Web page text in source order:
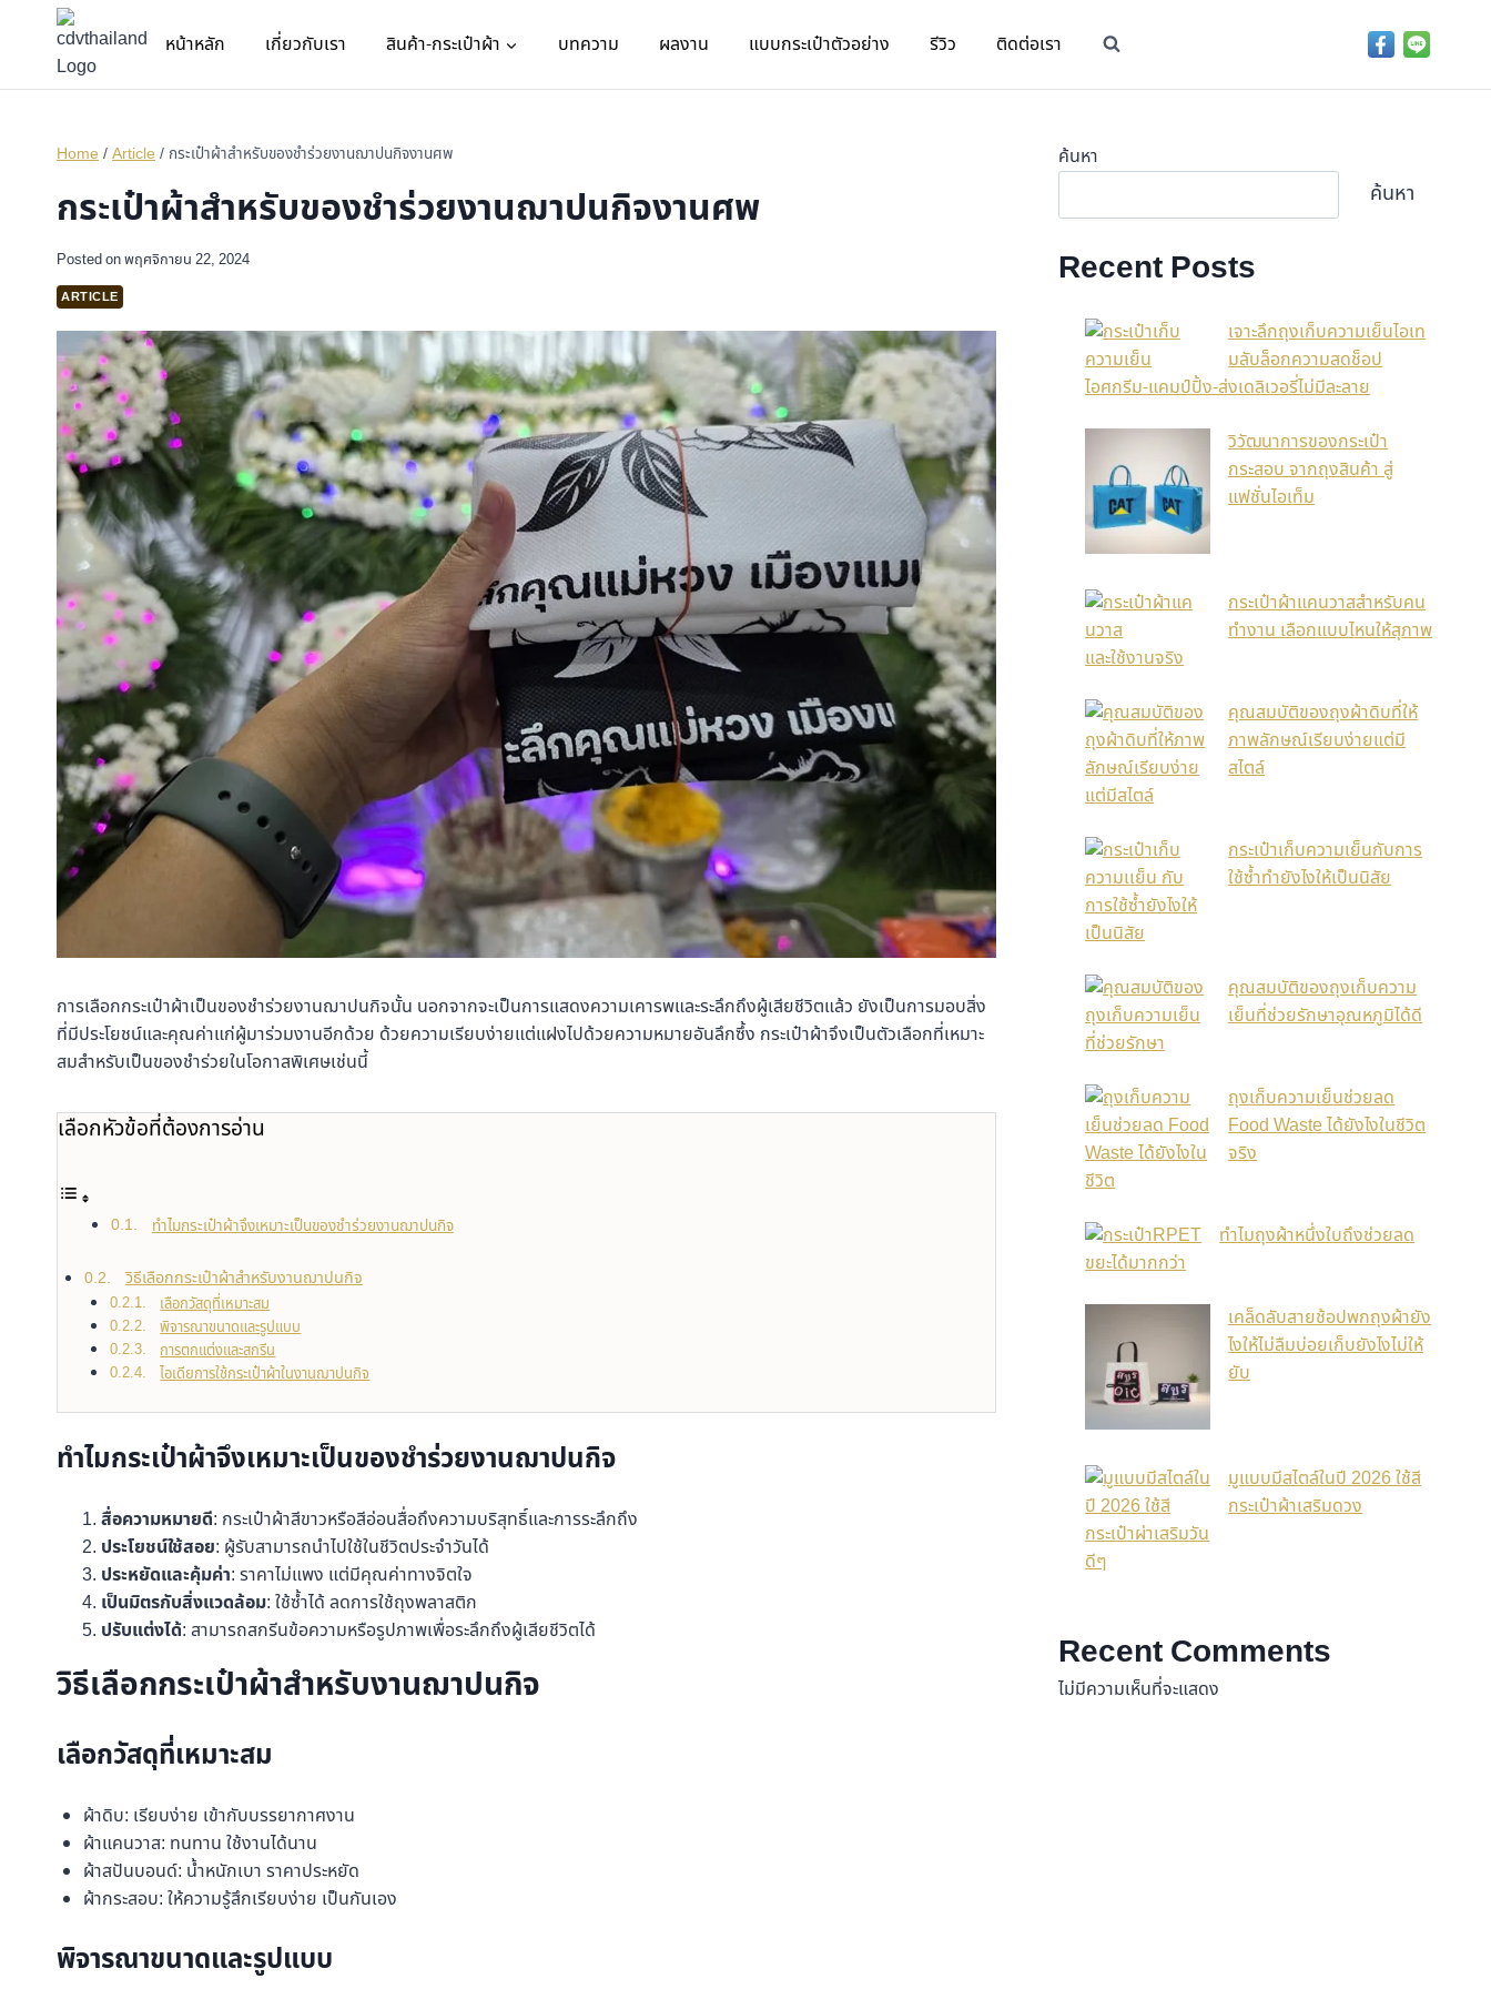
หน้าหลัก เกี่ยวกับเรา สินค้า-กระเป๋าผ้า บทความ ผลงาน แบบกระเป๋าตัวอย่าง รีวิว ติดต่อเรา
Home / Article / กระเป๋าผ้าสำหรับของชำร่วยงานฌาปนกิจงานศพ
กระเป๋าผ้าสำหรับของชำร่วยงานฌาปนกิจงานศพ
Posted onพฤศจิกายน 22, 2024
ARTICLE
การเลือกกระเป๋าผ้าเป็นของชำร่วยงานฌาปนกิจนั้น นอกจากจะเป็นการแสดงความเคารพและระลึกถึงผู้เสียชีวิตแล้ว ยังเป็นการมอบสิ่ง
ที่มีประโยชน์และคุณค่าแก่ผู้มาร่วมงานอีกด้วย ด้วยความเรียบง่ายแต่แฝงไปด้วยความหมายอันลึกซึ้ง กระเป๋าผ้าจึงเป็นตัวเลือกที่เหมาะ
สมสำหรับเป็นของชำร่วยในโอกาสพิเศษเช่นนี้
เลือกหัวข้อที่ต้องการอ่าน
ทำไมกระเป๋าผ้าจึงเหมาะเป็นของชำร่วยงานฌาปนกิจ
วิธีเลือกกระเป๋าผ้าสำหรับงานฌาปนกิจ
เลือกวัสดุที่เหมาะสม
พิจารณาขนาดและรูปแบบ
การตกแต่งและสกรีน
ไอเดียการใช้กระเป๋าผ้าในงานฌาปนกิจ
ทำไมกระเป๋าผ้าจึงเหมาะเป็นของชำร่วยงานฌาปนกิจ
สื่อความหมายดี: กระเป๋าผ้าสีขาวหรือสีอ่อนสื่อถึงความบริสุทธิ์และการระลึกถึง
ประโยชน์ใช้สอย: ผู้รับสามารถนำไปใช้ในชีวิตประจำวันได้
ประหยัดและคุ้มค่า: ราคาไม่แพง แต่มีคุณค่าทางจิตใจ
เป็นมิตรกับสิ่งแวดล้อม: ใช้ซ้ำได้ ลดการใช้ถุงพลาสติก
ปรับแต่งได้: สามารถสกรีนข้อความหรือรูปภาพเพื่อระลึกถึงผู้เสียชีวิตได้
วิธีเลือกกระเป๋าผ้าสำหรับงานฌาปนกิจ
เลือกวัสดุที่เหมาะสม
ผ้าดิบ: เรียบง่าย เข้ากับบรรยากาศงาน
ผ้าแคนวาส: ทนทาน ใช้งานได้นาน
ผ้าสปันบอนด์: น้ำหนักเบา ราคาประหยัด
ผ้ากระสอบ: ให้ความรู้สึกเรียบง่าย เป็นกันเอง
พิจารณาขนาดและรูปแบบ
ค้นหา
ค้นหา
Recent Posts
เจาะลึกถุงเก็บความเย็นไอเท
มลับล็อกความสดช็อป
ไอศกรีม-แคมป์ปิ้ง-ส่งเดลิเวอรี่ไม่มีละลาย
วิวัฒนาการของกระเป๋า
กระสอบ จากถุงสินค้า สู่
แฟชั่นไอเท็ม
กระเป๋าผ้าแคนวาสสำหรับคน
ทำงาน เลือกแบบไหนให้สุภาพ
และใช้งานจริง
คุณสมบัติของถุงผ้าดิบที่ให้
ภาพลักษณ์เรียบง่ายแต่มี
สไตล์
กระเป๋าเก็บความเย็นกับการ
ใช้ซ้ำทำยังไงให้เป็นนิสัย
คุณสมบัติของถุงเก็บความ
เย็นที่ช่วยรักษาอุณหภูมิได้ดี
ถุงเก็บความเย็นช่วยลด
Food Waste ได้ยังไงในชีวิต
จริง
ทำไมถุงผ้าหนึ่งใบถึงช่วยลด
ขยะได้มากกว่า
เคล็ดลับสายช้อปพกถุงผ้ายัง
ไงให้ไม่ลืมบ่อยเก็บยังไงไม่ให้
ยับ
มูแบบมีสไตล์ในปี 2026 ใช้สี
กระเป๋าผ้าเสริมดวง
Recent Comments
ไม่มีความเห็นที่จะแสดง